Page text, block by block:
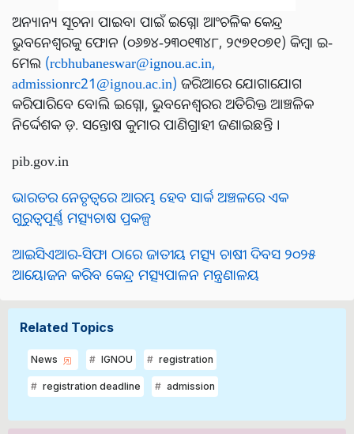
ଅନ୍ୟାନ୍ୟ ସୂଚନା ପାଇବା ପାଇଁ ଇଗ୍ନୋ ଆଂଚଳିକ କେନ୍ଦ୍ର
ଭୁବନେଶ୍ୱରକୁ ଫୋନ (୦୬୭୪-୨୩୦୧୩୪୮, ୨୯୭୧୦୭୧) କିମ୍ବା ଇ-
ମେଲ (rcbhubaneswar@ignou.ac.in,
admissionrc21@ignou.ac.in) ଜରିଆରେ ଯୋଗାଯୋଗ
କରିପାରିବେ ବୋଲି ଇଗ୍ନୋ, ଭୁବନେଶ୍ୱରର ଅତିରିକ୍ତ ଆଞ୍ଚଳିକ
ନିର୍ଦ୍ଦେଶକ ଡ଼. ସନ୍ତୋଷ କୁମାର ପାଣିଗ୍ରାହୀ ଜଣାଇଛନ୍ତି ।
pib.gov.in
ଭାରତର ନେତୃତ୍ୱରେ ଆରମ୍ଭ ହେବ ସାର୍କ ଅଞ୍ଚଳରେ ଏକ
ଗୁରୁତ୍ୱପୂର୍ଣ୍ଣ ମତ୍ସ୍ୟଚାଷ ପ୍ରକଳ୍ପ
ଆଇସିଏଆର-ସିଫା ଠାରେ ଜାତୀୟ ମତ୍ସ୍ୟ ଚାଷୀ ଦିବସ ୨୦୨୫
ଆୟୋଜନ କରିବ କେନ୍ଦ୍ର ମତ୍ସ୍ୟପାଳନ ମନ୍ତ୍ରଣାଳୟ
Related Topics
News IGNOU registration
registration deadline admission